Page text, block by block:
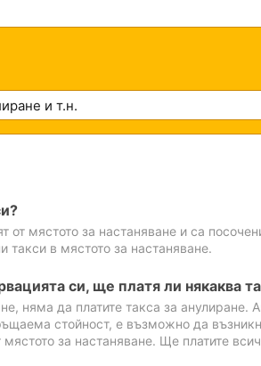
от мястото за настаняване и са
такси в мястото за настаняване.
си, ще платя ли някаква
няма да платите такса за анулиране.
стойност, е възможно да
за настаняване. Ще платите